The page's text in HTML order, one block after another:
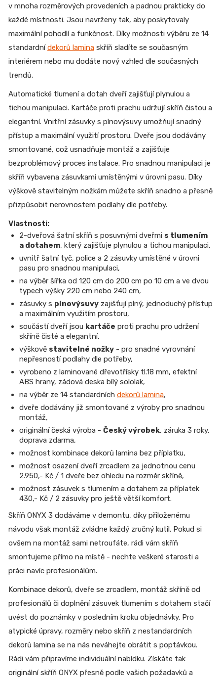
v mnoha rozměrových provedeních a padnou prakticky do
každé místnosti. Jsou navrženy tak, aby poskytovaly
maximální pohodlí a funkčnost. Díky možnosti výběru ze 14
standardnídekorů lamina skříň sladíte se současným
interiérem nebo mu dodáte nový vzhled dle současných
trendů.
Automatické tlumení a dotah dveří zajišťují plynulou a
tichou manipulaci. Kartáče proti prachu udržují skříň čistou a
elegantní. Vnitřní zásuvky s plnovýsuvy umožňují snadný
přístup a maximální využití prostoru. Dveře jsou dodávány
smontované, což usnadňuje montáž a zajišťuje
bezproblémový proces instalace. Pro snadnou manipulaci je
skříň vybavena zásuvkami umístěnými v úrovni pasu. Díky
výškově stavitelným nožkám můžete skříň snadno a přesně
přizpůsobit nerovnostem podlahy dle potřeby.
Vlastnosti:
2-dveřová šatní skříň s posuvnými dveřmi s tlumením
a dotahem, který zajišťuje plynulou a tichou manipulaci,
uvnitř šatní tyč, police a 2 zásuvky umístěné v úrovni
pasu pro snadnou manipulaci,
na výběr šířka od 120 cm do 200 cm po 10 cm a ve dvou
typech výšky 220 cm nebo 240 cm,
zásuvky s plnovýsuvy zajišťují plný, jednoduchý přístup
a maximálním využitím prostoru,
součástí dveří jsou kartáče proti prachu pro udržení
skříně čisté a elegantní,
výškově stavitelné nožky - pro snadné vyrovnání
nepřesností podlahy dle potřeby,
vyrobeno z laminované dřevotřísky tl.18 mm, efektní
ABS hrany, zádová deska bílý sololak,
na výběr ze 14 standardních dekorů lamina,
dveře dodávány již smontované z výroby pro snadnou
montáž,
originální česká výroba - Český výrobek, záruka 3 roky,
doprava zdarma,
možnost kombinace dekorů lamina bez příplatku,
možnost osazení dveří zrcadlem za jednotnou cenu
2.950,- Kč / 1 dveře bez ohledu na rozměr skříně,
možnost zásuvek s tlumením a dotahem za příplatek
430,- Kč / 2 zásuvky pro ještě větší komfort.
Skříň ONYX 3 dodáváme v demontu, díky přiloženému
návodu však montáž zvládne každý zručný kutil. Pokud si
ovšem na montáž sami netroufáte, rádi vám skříň
smontujeme přímo na místě - nechte veškeré starosti a
práci navíc profesionálům.
Kombinace dekorů, dveře se zrcadlem, montáž skříně od
profesionálů či doplnění zásuvek tlumením s dotahem stačí
uvést do poznámky v posledním kroku objednávky. Pro
atypické úpravy, rozměry nebo skříň z nestandardních
dekorů lamina se na nás neváhejte obrátit s poptávkou.
Rádi vám připravíme individuální nabídku. Získáte tak
originální skříň ONYX přesně podle vašich požadavků a